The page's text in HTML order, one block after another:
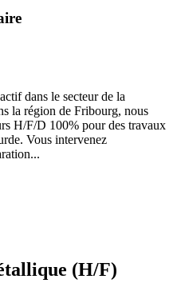
dans le secteur de la
la région de Fribourg, nous
H/F/D 100% pour des travaux
Vous intervenez
(H/F)